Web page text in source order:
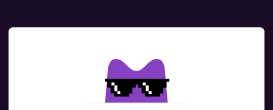
Contacte nous